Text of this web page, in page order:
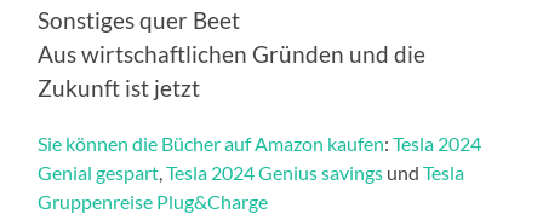
Sonstiges quer Beet
Aus wirtschaftlichen Gründen und die
Zukunft ist jetzt
Sie können die Bücher auf Amazon kaufen:Tesla 2024
Genial gespart ,Tesla 2024 Genius savings undTesla
Gruppenreise Plug&Charge